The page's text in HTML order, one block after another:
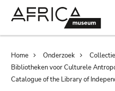
Breadcrumb
Home Onderzoek
Bibliotheken voor Culturele
Catalogue of the Library of